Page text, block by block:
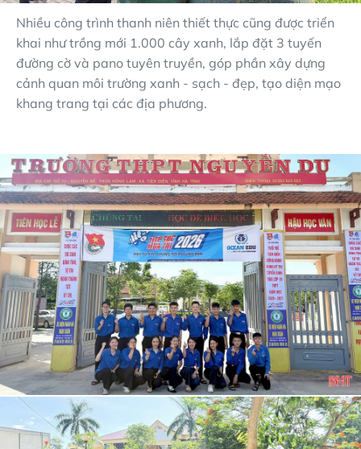
Nhiều công trình thanh niên thiết thực cũng được triển
khai như trồng mới 1.000 cây xanh, lắp đặt 3 tuyến
đường cờ và pano tuyên truyền, góp phần xây dựng
cảnh quan môi trường xanh - sạch - đẹp, tạo diện mạo
khang trang tại các địa phương.